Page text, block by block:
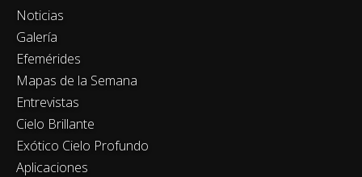
Noticias
Galería
Efemérides
Mapas de la Semana
Entrevistas
Cielo Brillante
Exótico Cielo Profundo
Aplicaciones